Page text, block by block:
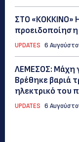
ΣΤΟ «ΚΟΚΚΙΝΟ»
προειδοποίηση
UPDATES 6
ΛΕΜΕΣΟΣ: Μάχη
Βρέθηκε βαριά
ηλεκτρικό του
UPDATES 6